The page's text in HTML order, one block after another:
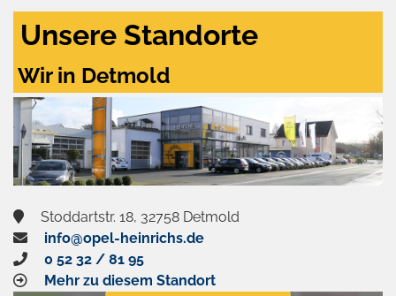
Unsere Standorte
Wir in Detmold
Stoddartstr. 18, 32758 Detmold
info@opel-heinrichs.de
0 52 32 / 81 95
Mehr zu diesem Standort